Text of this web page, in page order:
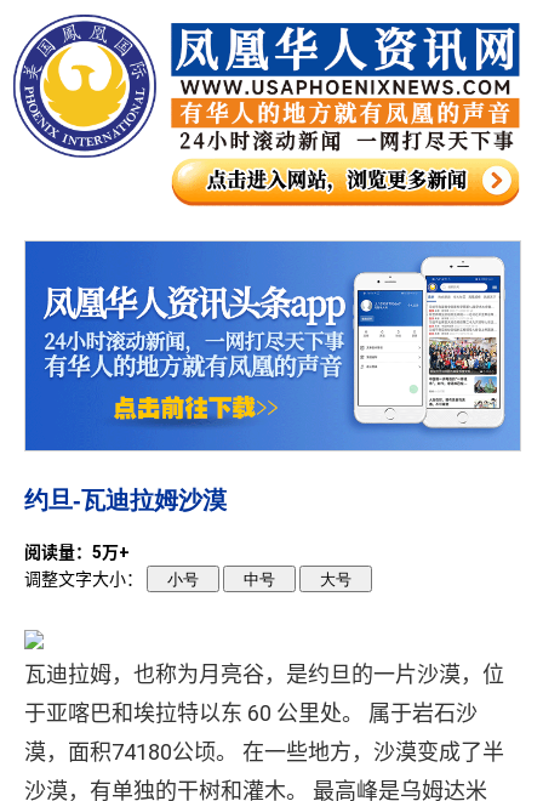
约旦-瓦迪拉姆沙漠
阅读量：5万+
调整文字大小：
小号 中号 大号
瓦迪拉姆，也称为月亮谷，是约旦的一片沙漠，位
于亚喀巴和埃拉特以东 60 公里处。 属于岩石沙
漠，面积74180公顷。 在一些地方，沙漠变成了半
沙漠，有单独的干树和灌木。 最高峰是乌姆达米